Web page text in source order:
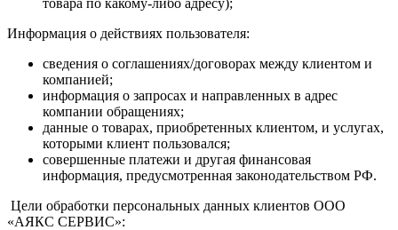
Информация о действиях пользователя:
сведения о соглашениях/договорах между клиентом и
компанией;
информация о запросах и направленных в адрес
компании обращениях;
данные о товарах, приобретенных клиентом, и услугах,
которыми клиент пользовался;
совершенные платежи и другая финансовая
информация, предусмотренная законодательством РФ.
Цели обработки персональных данных клиентов ООО
«АЯКС СЕРВИС»: